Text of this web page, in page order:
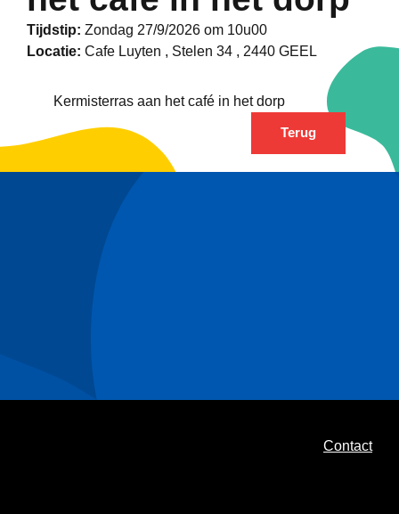
Tijdstip: Zondag 27/9/2026 om 10u00
Locatie: Cafe Luyten , Stelen 34 , 2440 GEEL
Kermisterras aan het café in het dorp
Terug
Contact